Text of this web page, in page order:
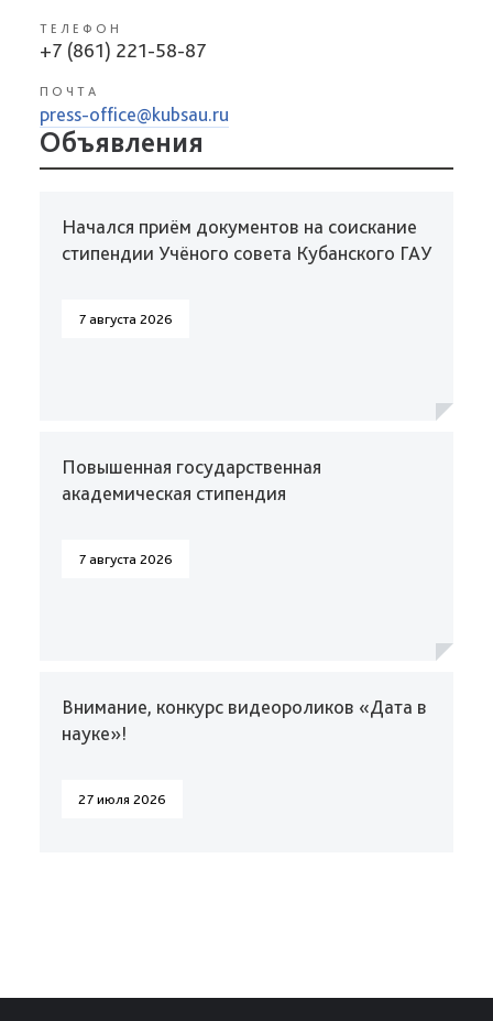
ТЕЛЕФОН
+7 (861) 221-58-87
ПОЧТА
press-office@kubsau.ru
Объявления
Начался приём документов на соискание
стипендии Учёного совета Кубанского ГАУ
7 августа 2026
Повышенная государственная
академическая стипендия
7 августа 2026
Внимание, конкурс видеороликов «Дата в
науке»!
27 июля 2026